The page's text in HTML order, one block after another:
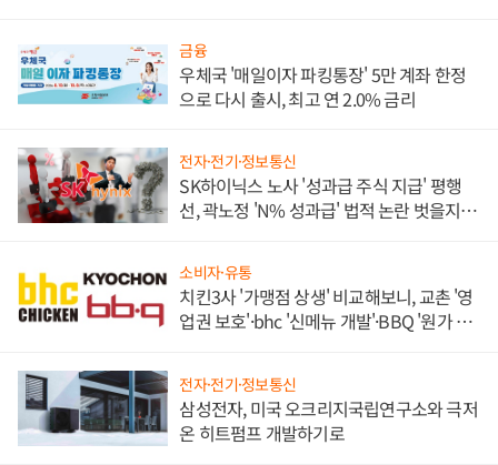
금융
우체국 '매일이자 파킹통장' 5만 계좌 한정
으로 다시 출시, 최고 연 2.0% 금리
전자·전기·정보통신
SK하이닉스 노사 '성과급 주식 지급' 평행
선, 곽노정 'N% 성과급' 법적 논란 벗을지 주
소비자·유통
치킨3사 '가맹점 상생' 비교해보니, 교촌 '영
업권 보호'·bhc '신메뉴 개발'·BBQ '원가 부
전자·전기·정보통신
삼성전자, 미국 오크리지국립연구소와 극저
온 히트펌프 개발하기로